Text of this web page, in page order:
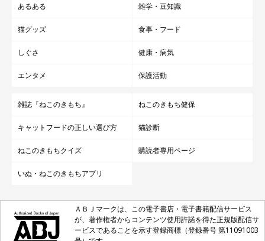
あるある 雑学・豆知識
猫グッズ 食事・フード
しぐさ 健康・病気
エンタメ 保護活動
雑誌『ねこのきもち』 ねこのきもち健保
キャットフードの正しい選び方 猫診断
ねこのきもちクイズ 購読者専用ページ
いぬ・ねこのきもちアプリ
ＡＢＪマークは、この電子書店・電子書籍配信サービス
が、著作権者からコンテンツ使用許諾を得た正規版配信サ
ービスであることを示す登録商標（登録番号 第11091003